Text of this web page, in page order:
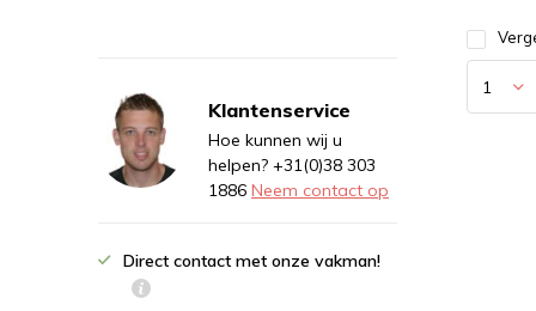
Klantenservice
Hoe kunnen wij u
helpen? +31(0)38 303
1886 Neem contact op
Direct contact met onze vakman!